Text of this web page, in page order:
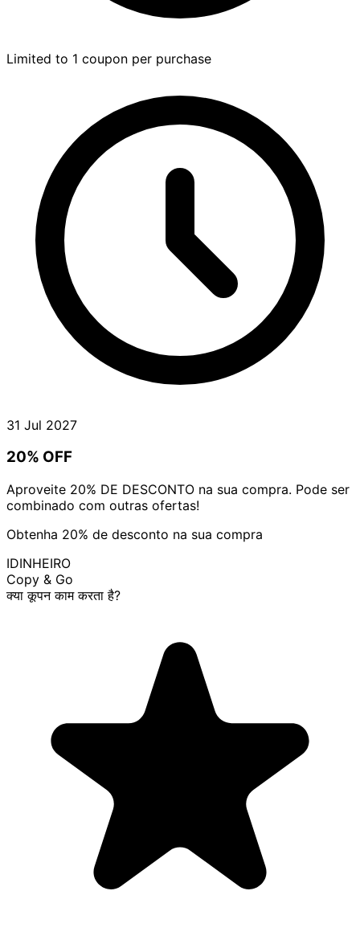
Limited to 1 coupon per purchase
31 Jul 2027
20% OFF
Aproveite 20% DE DESCONTO na sua compra. Pode ser
combinado com outras ofertas!
Obtenha 20% de desconto na sua compra
IDINHEIRO
Copy & Go
क्या कूपन काम करता है?